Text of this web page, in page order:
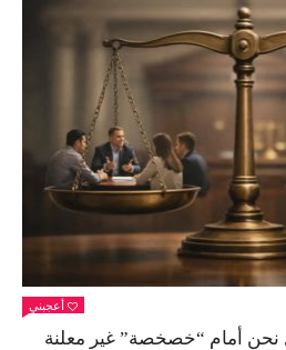
أعجبني
أمام “خصخصة” غير معلنة